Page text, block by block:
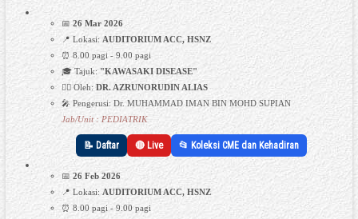
📅 26 Mar 2026
📍 Lokasi: AUDITORIUM ACC, HSNZ
⏰ 8.00 pagi - 9.00 pagi
🎓 Tajuk: "KAWASAKI DISEASE"
👩‍⚕️ Oleh:DR. AZRUNORUDIN ALIAS
🎤 Pengerusi: Dr. MUHAMMAD IMAN BIN MOHD SUPIAN
Jab/Unit : PEDIATRIK
📝 Daftar 🔴 Live 📂 Koleksi CME dan Kehadiran
📅 26 Feb 2026
📍 Lokasi: AUDITORIUM ACC, HSNZ
⏰ 8.00 pagi - 9.00 pagi